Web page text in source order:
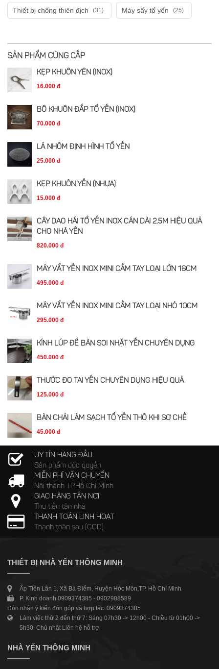
Thiết bị chống thiên địch (31) Máy sấy tổ yến (25)
SẢN PHẨM CÙNG CẤP
KẸP KHUÔN YẾN (INOX)
16.000 đ
BÔ KHUÔN ĐẮP TỔ YẾN (INOX)
70.000 đ
LÁ NHÔM ĐỊNH HÌNH TỔ YẾN
25.000 đ
KẸP KHUÔN YẾN (NHỰA)
15.000 đ
CÂY DAO HÁI TỔ YẾN INOX CÁN DÀI 2.5M HIỆU QUẢ
CHO NHÀ YẾN
820.000 đ
MÁY VẮT YẾN INOX MINI CẦM TAY LOẠI LỚN 16CM
495.000 đ
MÁY VẮT YẾN INOX MINI CẦM TAY LOẠI NHỎ 10CM
295.000 đ
KÍNH LÚP ĐỂ BÀN SOI NHẶT YẾN CHUYÊN DỤNG
450.000 đ
THƯỚC ĐO TAI YẾN CHUYÊN DỤNG HIỆU QUẢ
125.000 đ
BÀN CHẢI LÀM SẠCH TỔ YẾN THÔ KHI SƠ CHẾ
45.000 đ
UY TÍN HÀNG ĐẦU
Sản phẩm độc quyền
MIỄN PHÍ VẬN CHUYỂN
Nội thành TP.Hồ Chí Minh
GIAO HÀNG TẬN NƠI
Thu tiền tận nhà
THANH TOÁN LINH HOẠT
Thanh toán sau (COD)
THIẾT BỊ NHÀ YẾN THÔNG MINH
Ấp Tiền Lân 1, Xã Bà Điểm, Huyện Hóc Môn,TP. Hồ Chí Minh
P. Kinh doanh 0909374385 - 0902988589
Đón nhận ý kiến đón góp và hợp tác: 0909374385
Làm việc thứ 2 đến thứ 7: Sáng 07h30 -> 12h00 - Chiều từ 01h00 ->
5h30. Chủ nhật Liên hệ hỗ trợ
NHÀ YẾN THÔNG MINH